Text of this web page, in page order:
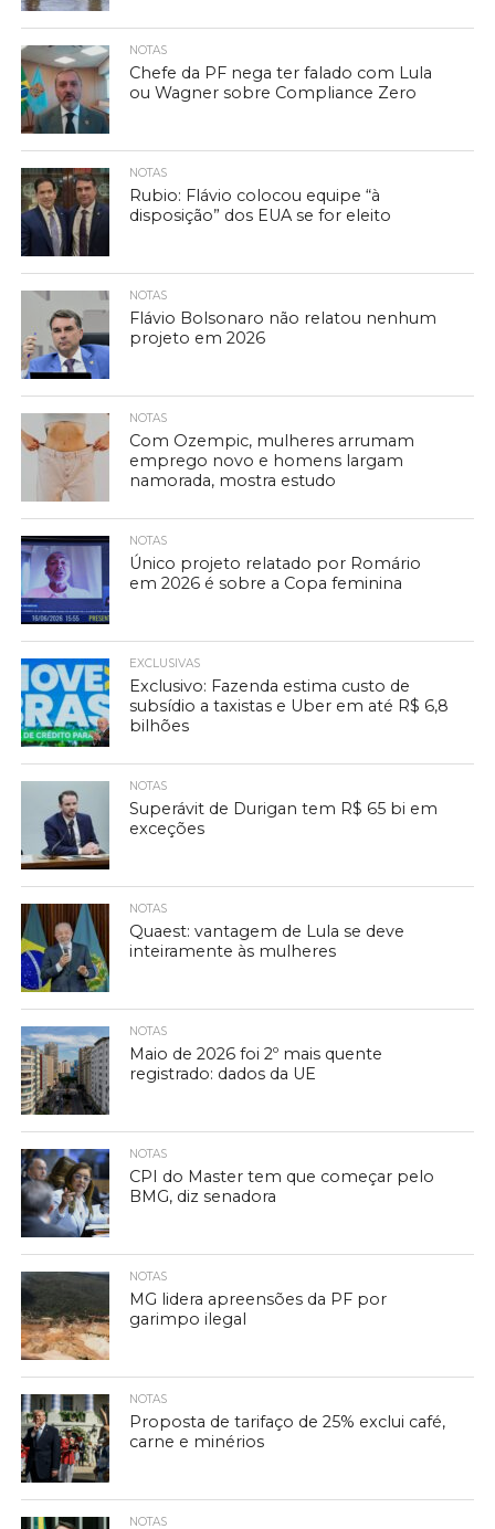
NOTAS
Chefe da PF nega ter falado com Lula
ou Wagner sobre Compliance Zero
NOTAS
Rubio: Flávio colocou equipe “à
disposição” dos EUA se for eleito
NOTAS
Flávio Bolsonaro não relatou nenhum
projeto em 2026
NOTAS
Com Ozempic, mulheres arrumam
emprego novo e homens largam
namorada, mostra estudo
NOTAS
Único projeto relatado por Romário
em 2026 é sobre a Copa feminina
EXCLUSIVAS
Exclusivo: Fazenda estima custo de
subsídio a taxistas e Uber em até R$ 6,8
bilhões
NOTAS
Superávit de Durigan tem R$ 65 bi em
exceções
NOTAS
Quaest: vantagem de Lula se deve
inteiramente às mulheres
NOTAS
Maio de 2026 foi 2º mais quente
registrado: dados da UE
NOTAS
CPI do Master tem que começar pelo
BMG, diz senadora
NOTAS
MG lidera apreensões da PF por
garimpo ilegal
NOTAS
Proposta de tarifaço de 25% exclui café,
carne e minérios
NOTAS